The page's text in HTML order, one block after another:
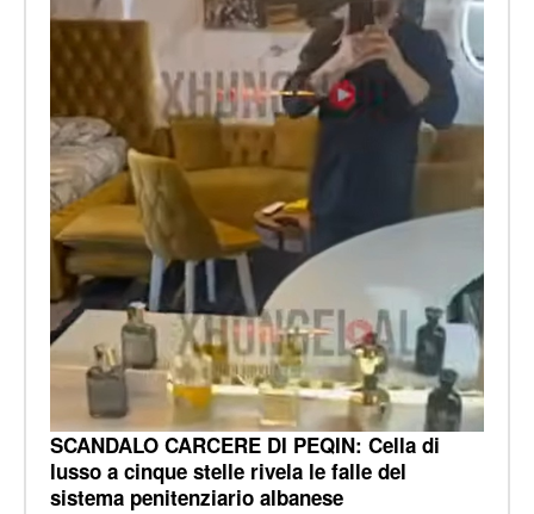
SCANDALO CARCERE DI PEQIN: Cella di
lusso a cinque stelle rivela le falle del
sistema penitenziario albanese